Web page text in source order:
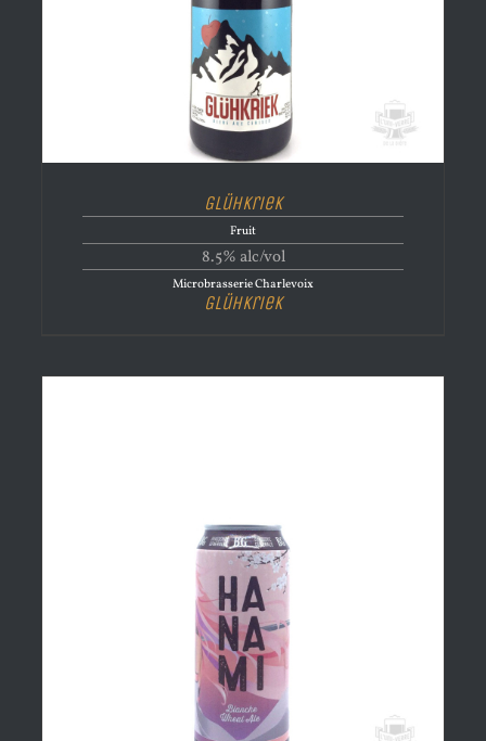
Glühkriek
Fruit
8.5% alc/vol
Microbrasserie Charlevoix
Glühkriek